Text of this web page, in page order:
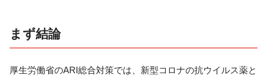
まず結論
厚生労働省のARI総合対策では、新型コロナの抗ウイルス薬と